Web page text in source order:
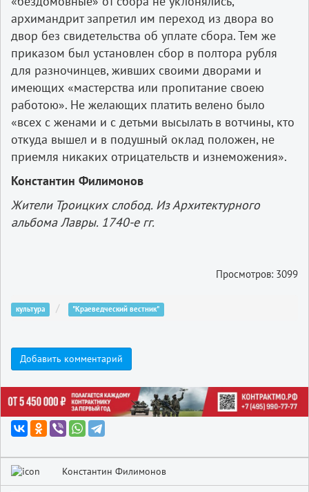
архимандрит запретил им переход из двора во
двор без свидетельства об уплате сбора. Тем же
приказом был установлен сбор в полтора рубля
для разночинцев, живших своими дворами и
имеющих «мастерства или пропитание своею
работою». Не желающих платить велено было
«всех с женами и с детьми высылать в вотчины, кто
откуда вышел и в подушный оклад положен, не
приемля никаких отрицательств и изнеможения».
Константин Филимонов
Жители Троицких слобод. Из Архитектурного
альбома Лавры. 1740-е гг.
Просмотров: 3099
культура "Краеведческий вестник"
Добавить комментарий
Константин Филимонов